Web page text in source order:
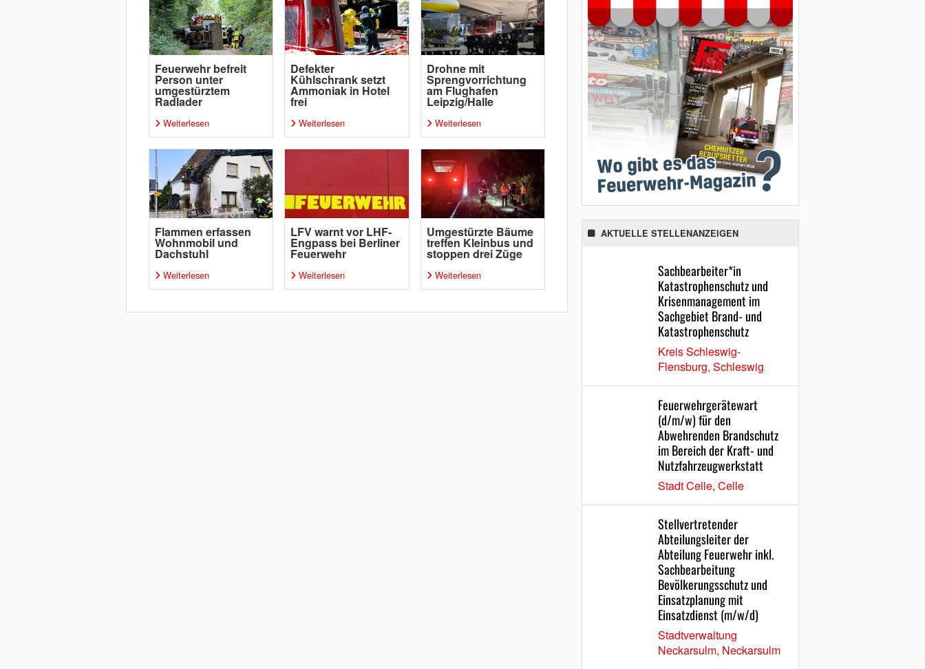
Feuerwehr befreit
Person unter
umgestürztem
Radlader
Weiterlesen
Defekter
Kühlschrank setzt
Ammoniak in Hotel
frei
Weiterlesen
Drohne mit
Sprengvorrichtung
am Flughafen
Leipzig/Halle
Weiterlesen
Flammen erfassen
Wohnmobil und
Dachstuhl
Weiterlesen
LFV warnt vor LHF-
Engpass bei Berliner
Feuerwehr
Weiterlesen
Umgestürzte Bäume
treffen Kleinbus und
stoppen drei Züge
Weiterlesen
AKTUELLE STELLENANZEIGEN
Sachbearbeiter*in
Katastrophenschutz und
Krisenmanagement im
Sachgebiet Brand- und
Katastrophenschutz
Kreis Schleswig-
Flensburg, Schleswig
Feuerwehrgerätewart
(d/m/w) für den
Abwehrenden Brandschutz
im Bereich der Kraft- und
Nutzfahrzeugwerkstatt
Stadt Celle, Celle
Stellvertretender
Abteilungsleiter der
Abteilung Feuerwehr inkl.
Sachbearbeitung
Bevölkerungsschutz und
Einsatzplanung mit
Einsatzdienst (m/w/d)
Stadtverwaltung
Neckarsulm, Neckarsulm